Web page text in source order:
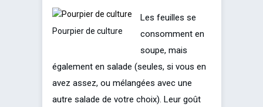
Pourpier de culture
Les feuilles se
consomment en
soupe, mais
également en salade (seules, si vous en
avez assez, ou mélangées avec une
autre salade de votre choix). Leur goût